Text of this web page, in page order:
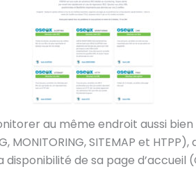
au même endroit aussi
MONITORING, SITEMAP et HTPP),
disponibilité de sa page d’accueil